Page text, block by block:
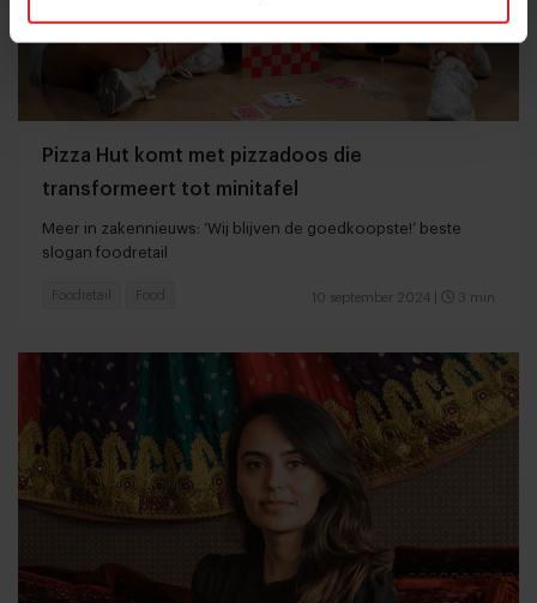
Pizza Hut komt met pizzadoos die
transformeert tot minitafel
Meer in zakennieuws: ‘Wij blijven de goedkoopste!’ beste
slogan foodretail
10 september 2024 3 min
Foodretail Food